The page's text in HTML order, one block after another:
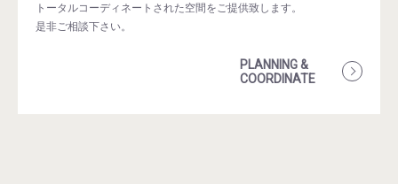
トータルコーディネートされた空間をご提供致します。
是非ご相談下さい。
PLANNING &
COORDINATE